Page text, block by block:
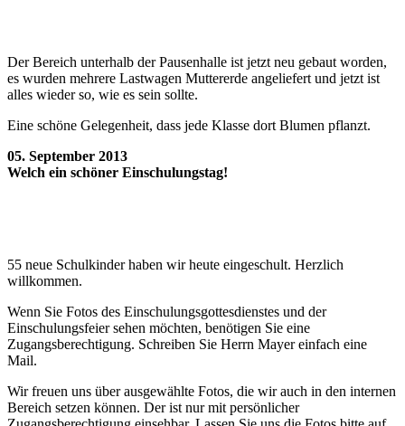
Der Bereich unterhalb der Pausenhalle ist jetzt neu gebaut worden,
es wurden mehrere Lastwagen Muttererde angeliefert und jetzt ist
alles wieder so, wie es sein sollte.
Eine schöne Gelegenheit, dass jede Klasse dort Blumen pflanzt.
05. September 2013
Welch ein schöner Einschulungstag!
55 neue Schulkinder haben wir heute eingeschult. Herzlich
willkommen.
Wenn Sie Fotos des Einschulungsgottesdienstes und der
Einschulungsfeier sehen möchten, benötigen Sie eine
Zugangsberechtigung. Schreiben Sie Herrn Mayer einfach eine
Mail.
Wir freuen uns über ausgewählte Fotos, die wir auch in den internen
Bereich setzen können. Der ist nur mit persönlicher